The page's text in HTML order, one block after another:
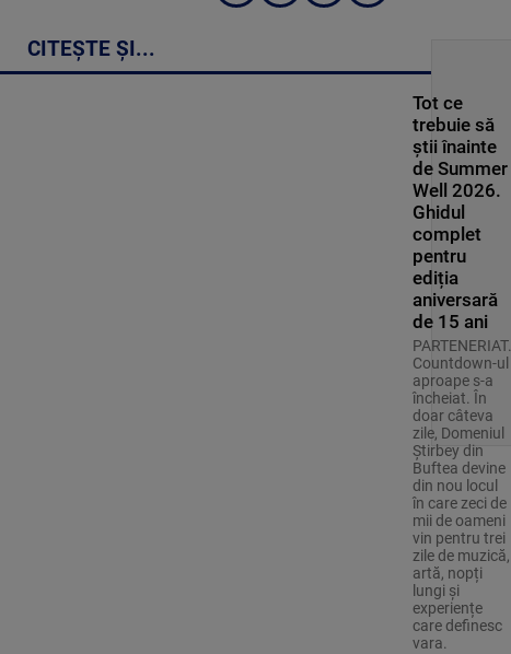
CITEȘTE ȘI...
Tot ce
trebuie să
știi înainte
de Summer
Well 2026.
Ghidul
complet
pentru
ediția
aniversară
de 15 ani
PARTENERIAT.
Countdown-ul
aproape s-a
încheiat. În
doar câteva
zile, Domeniul
Știrbey din
Buftea devine
din nou locul
în care zeci de
mii de oameni
vin pentru trei
zile de muzică,
artă, nopți
lungi și
experiențe
care definesc
vara.